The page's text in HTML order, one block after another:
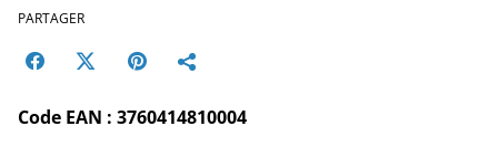
PARTAGER
Code EAN : 3760414810004